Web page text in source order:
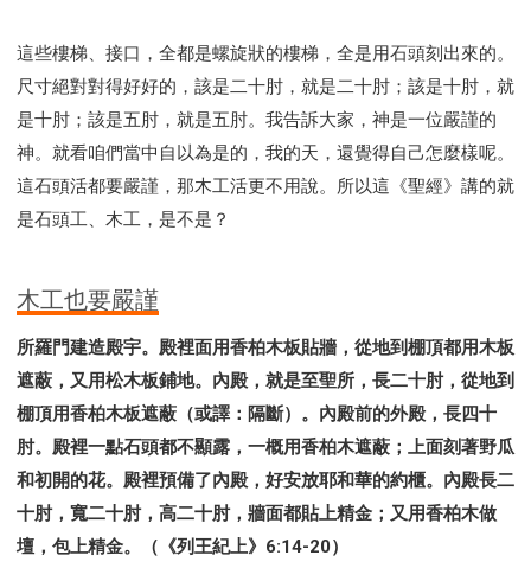
這些樓梯、接口，全都是螺旋狀的樓梯，全是用石頭刻出來的。
尺寸絕對對得好好的，該是二十肘，就是二十肘；該是十肘，就
是十肘；該是五肘，就是五肘。我告訴大家，神是一位嚴謹的
神。就看咱們當中自以為是的，我的天，還覺得自己怎麼樣呢。
這石頭活都要嚴謹，那木工活更不用說。所以這《聖經》講的就
是石頭工、木工，是不是？
木工也要嚴謹
所羅門建造殿宇。殿裡面用香柏木板貼牆，從地到棚頂都用木板
遮蔽，又用松木板鋪地。內殿，就是至聖所，長二十肘，從地到
棚頂用香柏木板遮蔽（或譯：隔斷）。內殿前的外殿，長四十
肘。殿裡一點石頭都不顯露，一概用香柏木遮蔽；上面刻著野瓜
和初開的花。殿裡預備了內殿，好安放耶和華的約櫃。內殿長二
十肘，寬二十肘，高二十肘，牆面都貼上精金；又用香柏木做
壇，包上精金。（《列王紀上》6:14-20）